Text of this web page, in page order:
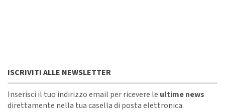
ISCRIVITI ALLE NEWSLETTER
Inserisci il tuo indirizzo email per ricevere le ultime news
direttamente nella tua casella di posta elettronica.